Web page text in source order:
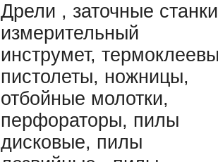
Дрели , заточные
измерительный
инструмет,
пистолеты, ножницы,
отбойные молотки,
перфораторы, пилы
дисковые, пилы